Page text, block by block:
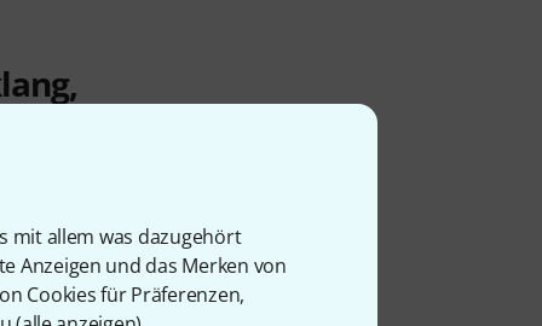
mit allem was dazugehört
Anzeigen und das Merken von
Cookies für Präferenzen,
werden aus einer
und bestehen somit aus
ihrem verhältnismäßig
in die Medium-Thin-